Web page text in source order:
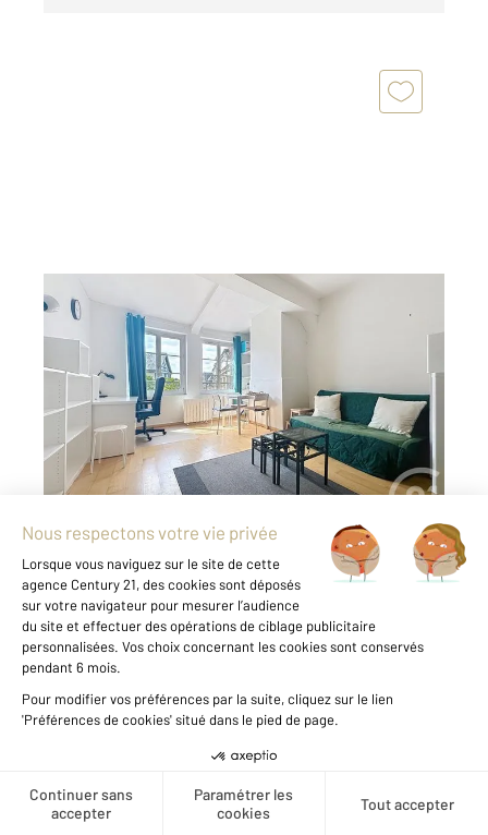
Créer une alerte
ROUEN 76
22,62 m
2, 2 pièces
Ref : 5912
Appartement à louer
550 €
par mois charges comprises
appartement de 22.63 m² meublé situé au
dernier étage en duplex comprend une pièce
principale avec vue dégagée, une cuisine
aménagée équipée, une salle de douche puis
un espace chambre en ...
Voir le détail du bien
Exclusivité